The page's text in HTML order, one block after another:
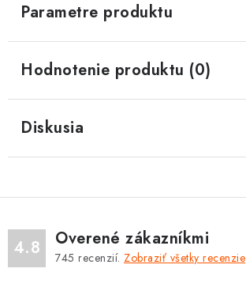
Parametre produktu
Hodnotenie produktu (0)
Diskusia
4.8 Overené zákazníkmi
745 recenzií. Zobraziť všetky recenzie